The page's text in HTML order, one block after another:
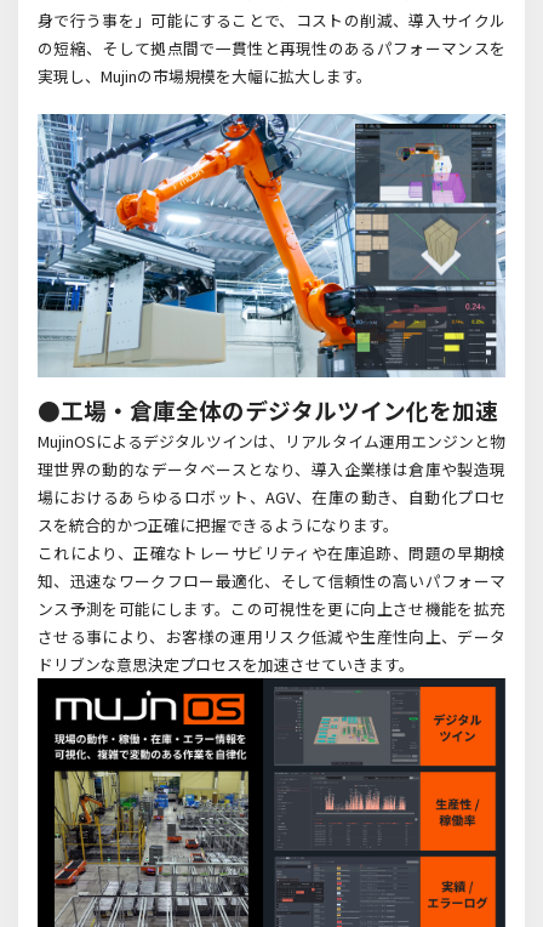
身で行う事を」可能にすることで、コストの削減、導入サイクル
の短縮、そして拠点間で一貫性と再現性のあるパフォーマンスを
実現し、 Mujinの市場規模を大幅に拡大します。
●工場・倉庫全体のデジタルツイン化を加速
MujinOSによるデジタルツインは、リアルタイム運用エンジンと物
理世界の動的なデータベースとなり、導入企業様は倉庫や製造現
場におけるあらゆるロボット、AGV、在庫の動き、自動化プロセ
スを統合的かつ正確に把握できるようになります。
これにより、正確なトレーサビリティや在庫追跡、問題の早期検
知、迅速なワークフロー最適化、そして信頼性の高いパフォーマ
ンス予測を可能にします。この可視性を更に向上させ機能を拡充
させる事により、お客様の運用リスク低減や生産性向上、データ
ドリブンな意思決定プロセスを加速させていきます。